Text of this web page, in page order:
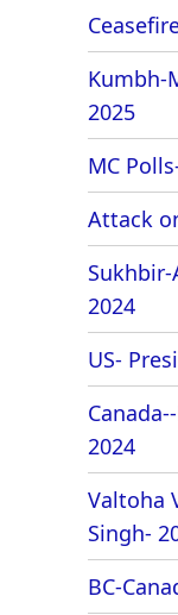
Kumbh-
2025
MC
Attack
2024
US-
2024
Valtoha
Singh-
BC-